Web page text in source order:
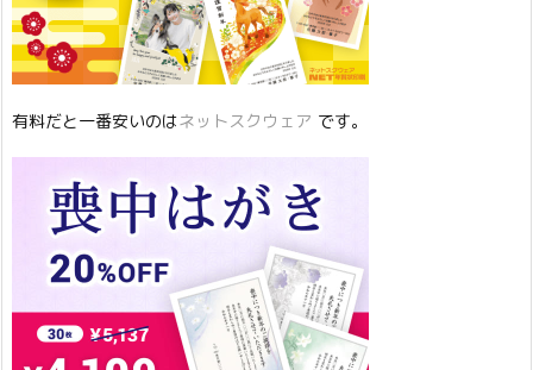
有料だと一番安いのはネットスクウェア です。